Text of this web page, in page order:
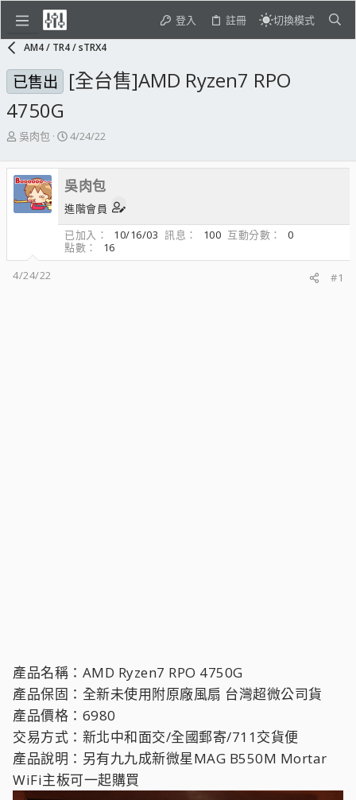
登入 註冊 切換模式
AM4 / TR4 / sTRX4
已售出 [全台售]AMD Ryzen7 RPO
4750G
主
發
起
人
吳肉包
開
日
期
4/24/22
吳肉包
進階會員
已加入
10/16/03 訊息 100 互動分數
0
點數
16
4/24/22
#1
產品名稱：AMD Ryzen7 RPO 4750G
產品保固：全新未使用附原廠風扇 台灣超微公司貨
產品價格：6980
交易方式：新北中和面交/全國郵寄/711交貨便
產品說明：另有九九成新微星MAG B550M Mortar
WiFi主板可一起購買